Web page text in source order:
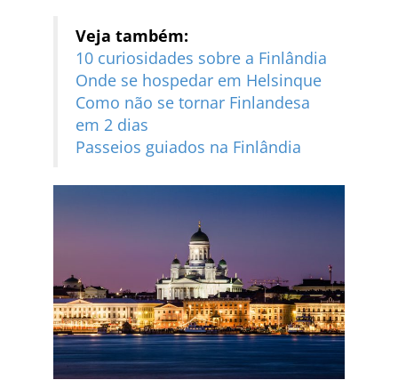
Veja também:
10 curiosidades sobre a Finlândia
Onde se hospedar em Helsinque
Como não se tornar Finlandesa
em 2 dias
Passeios guiados na Finlândia